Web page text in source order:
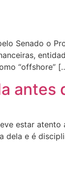
Senado o
“offshore”
antes
estar
e é